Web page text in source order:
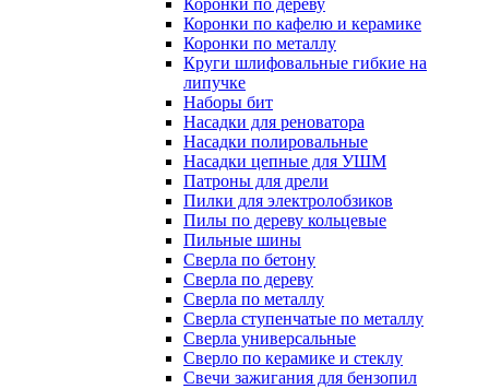
Коронки по дереву
Коронки по кафелю и керамике
Коронки по металлу
Круги шлифовальные гибкие на
липучке
Наборы бит
Насадки для реноватора
Насадки полировальные
Насадки цепные для УШМ
Патроны для дрели
Пилки для электролобзиков
Пилы по дереву кольцевые
Пильные шины
Сверла по бетону
Сверла по дереву
Сверла по металлу
Сверла ступенчатые по металлу
Сверла универсальные
Сверло по керамике и стеклу
Свечи зажигания для бензопил